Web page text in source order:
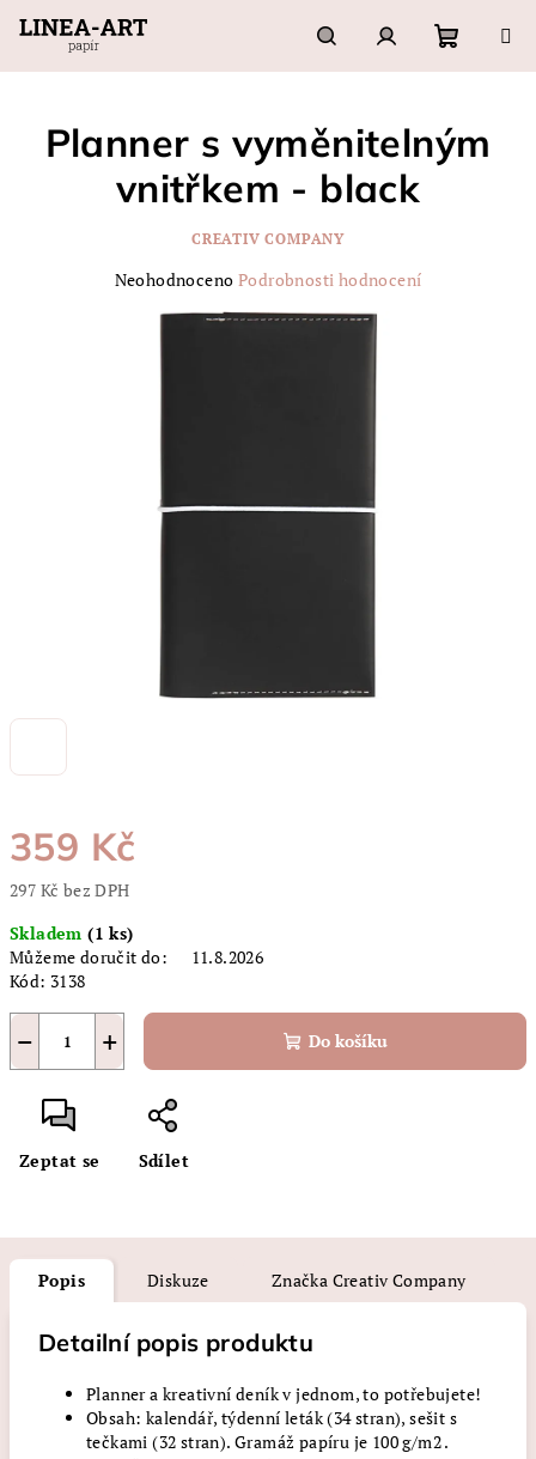
HledatPřihlášení
košík
359 Kč
297 Kč bez DPH
cena:
Skladem(1 ks)
Můžeme doručit do:
11.8.2026
Kód: 3138
+
− Do košíku
Zeptat se Sdílet
Planner s vyměnitelným
vnitřkem - black
CREATIV COMPANY
Průměrné
Neohodnoceno Podrobnosti hodnocení
Popis Diskuze Značka Creativ Company
Detailní popis produktu
Planner a kreativní deník v jednom, to potřebujete!
Obsah: kalendář, týdenní leták (34 stran), sešit s
tečkami (32 stran). Gramáž papíru je 100 g/m2 .